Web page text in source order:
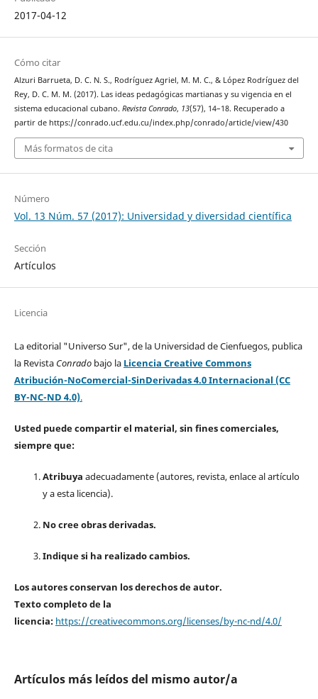
2017-04-12
Cómo citar
Alzuri Barrueta, D. C. N. S., Rodríguez Agriel, M. M. C., & López Rodríguez del
Rey, D. C. M. M. (2017). Las ideas pedagógicas martianas y su vigencia en el
sistema educacional cubano. Revista Conrado, 13(57), 14–18. Recuperado a
partir de https://conrado.ucf.edu.cu/index.php/conrado/article/view/430
Más formatos de cita
Número
Vol. 13 Núm. 57 (2017): Universidad y diversidad científica
Sección
Artículos
Licencia
La editorial "Universo Sur", de la Universidad de Cienfuegos, publica
la Revista Conradobajo la Licencia Creative Commons
Atribución-NoComercial-SinDerivadas 4.0 Internacional (CC
BY-NC-ND 4.0).
Usted puede compartir el material, sin fines comerciales,
siempre que:
Atribuya adecuadamente (autores, revista, enlace al artículo
y a esta licencia).
No cree obras derivadas.
Indique si ha realizado cambios.
Los autores conservan los derechos de autor.
Texto completo de la
licencia: https://creativecommons.org/licenses/by-nc-nd/4.0/
Artículos más leídos del mismo autor/a